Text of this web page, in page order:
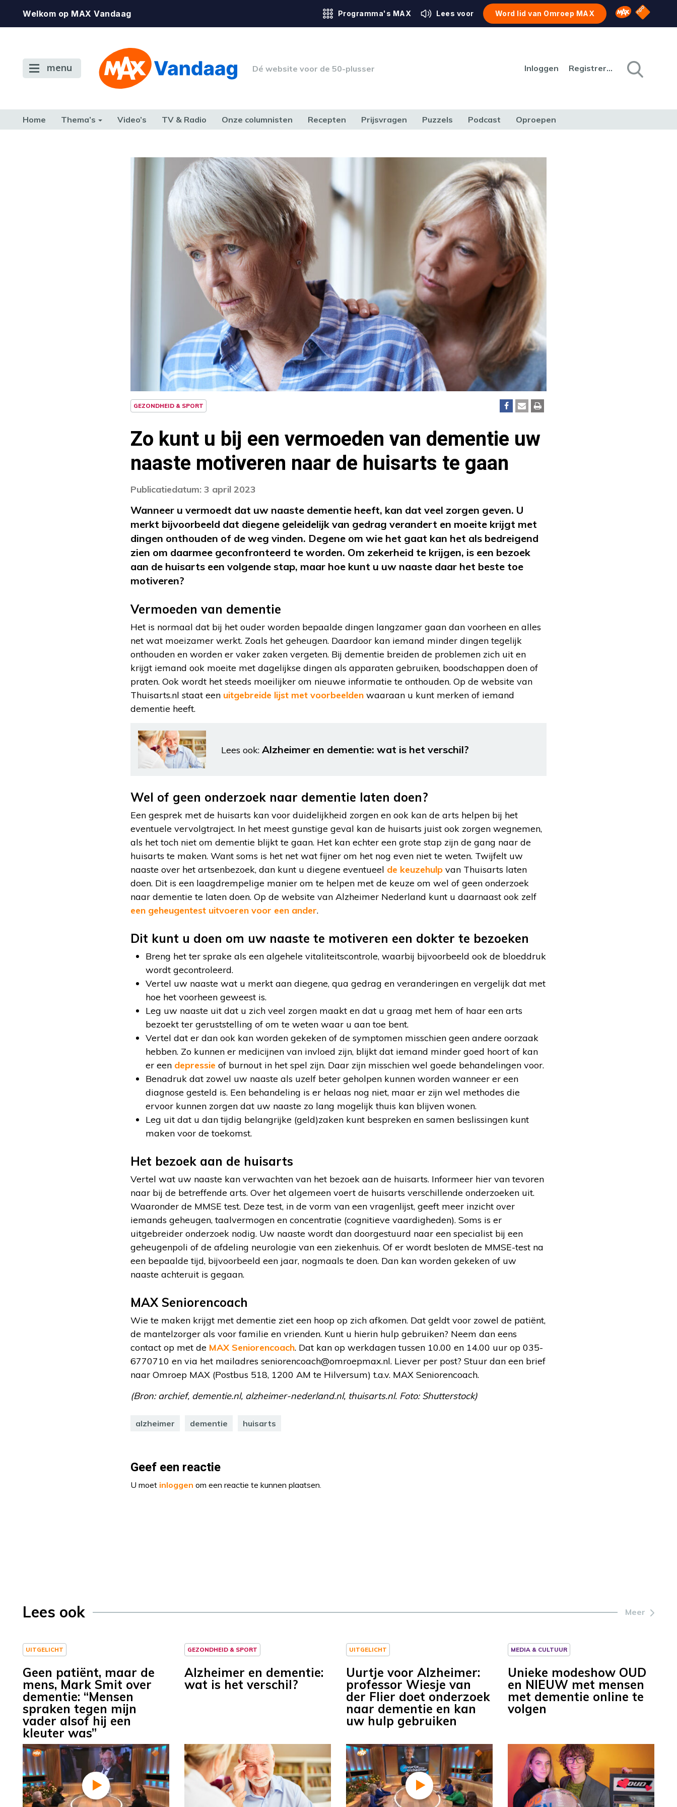
Welkom op MAX Vandaag Programma's MAX Lees voor Word lid van Omroep MAX Omroep MAX
NPO
menu Dé website voor de 50-plusser Inloggen Registreren
Home Thema’s Video’s TV & Radio Onze columnisten Recepten Prijsvragen Puzzels Podcast Oproepen
GEZONDHEID & SPORT
Zo kunt u bij een vermoeden van dementie uw
naaste motiveren naar de huisarts te gaan
Publicatiedatum: 3 april 2023
Wanneer u vermoedt dat uw naaste dementie heeft, kan dat veel zorgen geven. U
merkt bijvoorbeeld dat diegene geleidelijk van gedrag verandert en moeite krijgt met
dingen onthouden of de weg vinden. Degene om wie het gaat kan het als bedreigend
zien om daarmee geconfronteerd te worden. Om zekerheid te krijgen, is een bezoek
aan de huisarts een volgende stap, maar hoe kunt u uw naaste daar het beste toe
motiveren?
Vermoeden van dementie
Het is normaal dat bij het ouder worden bepaalde dingen langzamer gaan dan voorheen en alles
net wat moeizamer werkt. Zoals het geheugen. Daardoor kan iemand minder dingen tegelijk
onthouden en worden er vaker zaken vergeten. Bij dementie breiden de problemen zich uit en
krijgt iemand ook moeite met dagelijkse dingen als apparaten gebruiken, boodschappen doen of
praten. Ook wordt het steeds moeilijker om nieuwe informatie te onthouden. Op de website van
Thuisarts.nl staat een uitgebreide lijst met voorbeelden waaraan u kunt merken of iemand
dementie heeft.
Lees ook: Alzheimer en dementie: wat is het verschil?
Wel of geen onderzoek naar dementie laten doen?
Een gesprek met de huisarts kan voor duidelijkheid zorgen en ook kan de arts helpen bij het
eventuele vervolgtraject. In het meest gunstige geval kan de huisarts juist ook zorgen wegnemen,
als het toch niet om dementie blijkt te gaan. Het kan echter een grote stap zijn de gang naar de
huisarts te maken. Want soms is het net wat fijner om het nog even niet te weten. Twijfelt uw
naaste over het artsenbezoek, dan kunt u diegene eventueel de keuzehulp van Thuisarts laten
doen. Dit is een laagdrempelige manier om te helpen met de keuze om wel of geen onderzoek
naar dementie te laten doen. Op de website van Alzheimer Nederland kunt u daarnaast ook zelf
een geheugentest uitvoeren voor een ander.
Dit kunt u doen om uw naaste te motiveren een dokter te bezoeken
Breng het ter sprake als een algehele vitaliteitscontrole, waarbij bijvoorbeeld ook de bloeddruk
wordt gecontroleerd.
Vertel uw naaste wat u merkt aan diegene, qua gedrag en veranderingen en vergelijk dat met
hoe het voorheen geweest is.
Leg uw naaste uit dat u zich veel zorgen maakt en dat u graag met hem of haar een arts
bezoekt ter geruststelling of om te weten waar u aan toe bent.
Vertel dat er dan ook kan worden gekeken of de symptomen misschien geen andere oorzaak
hebben. Zo kunnen er medicijnen van invloed zijn, blijkt dat iemand minder goed hoort of kan
er een depressie of burnout in het spel zijn. Daar zijn misschien wel goede behandelingen voor.
Benadruk dat zowel uw naaste als uzelf beter geholpen kunnen worden wanneer er een
diagnose gesteld is. Een behandeling is er helaas nog niet, maar er zijn wel methodes die
ervoor kunnen zorgen dat uw naaste zo lang mogelijk thuis kan blijven wonen.
Leg uit dat u dan tijdig belangrijke (geld)zaken kunt bespreken en samen beslissingen kunt
maken voor de toekomst.
Het bezoek aan de huisarts
Vertel wat uw naaste kan verwachten van het bezoek aan de huisarts. Informeer hier van tevoren
naar bij de betreffende arts. Over het algemeen voert de huisarts verschillende onderzoeken uit.
Waaronder de MMSE test. Deze test, in de vorm van een vragenlijst, geeft meer inzicht over
iemands geheugen, taalvermogen en concentratie (cognitieve vaardigheden). Soms is er
uitgebreider onderzoek nodig. Uw naaste wordt dan doorgestuurd naar een specialist bij een
geheugenpoli of de afdeling neurologie van een ziekenhuis. Of er wordt besloten de MMSE-test na
een bepaalde tijd, bijvoorbeeld een jaar, nogmaals te doen. Dan kan worden gekeken of uw
naaste achteruit is gegaan.
MAX Seniorencoach
Wie te maken krijgt met dementie ziet een hoop op zich afkomen. Dat geldt voor zowel de patiënt,
de mantelzorger als voor familie en vrienden. Kunt u hierin hulp gebruiken? Neem dan eens
contact op met de MAX Seniorencoach. Dat kan op werkdagen tussen 10.00 en 14.00 uur op 035-
6770710 en via het mailadres seniorencoach@omroepmax.nl. Liever per post? Stuur dan een brief
naar Omroep MAX (Postbus 518, 1200 AM te Hilversum) t.a.v. MAX Seniorencoach.
(Bron: archief, dementie.nl, alzheimer-nederland.nl, thuisarts.nl. Foto: Shutterstock)
alzheimer dementie huisarts
Geef een reactie
U moet inloggen om een reactie te kunnen plaatsen.
Lees ook Meer
UITGELICHT
Geen patiënt, maar de
mens, Mark Smit over
dementie: “Mensen
spraken tegen mijn
vader alsof hij een
kleuter was”
GEZONDHEID & SPORT
Alzheimer en dementie:
wat is het verschil?
UITGELICHT
Uurtje voor Alzheimer:
professor Wiesje van
der Flier doet onderzoek
naar dementie en kan
uw hulp gebruiken
MEDIA & CULTUUR
Unieke modeshow OUD
en NIEUW met mensen
met dementie online te
volgen